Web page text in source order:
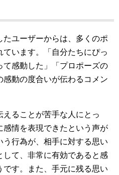
ユーザーからは、多くのポ
います。「自分たちにぴっ
感動した」「プロポーズの
動の度合いが伝わるコメン
ることが苦手な人にとっ
情を表現できたという声が
う行為が、相手に対する思い
て、非常に有効であると感
です。また、手元に残る思い